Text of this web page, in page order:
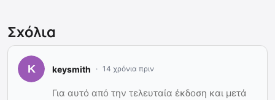
Σχόλια
keysmith 14 χρόνια πριν
Για αυτό από την τελευταία έκδοση και μετά